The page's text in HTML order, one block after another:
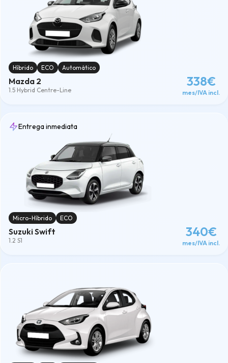
Híbrido ECO Automático
Mazda 2
1.5 Hybrid Centre-Line
338€
mes/IVA incl.
Entrega inmediata
Micro-Híbrido ECO
Suzuki Swift
1.2 S1
340€
mes/IVA incl.